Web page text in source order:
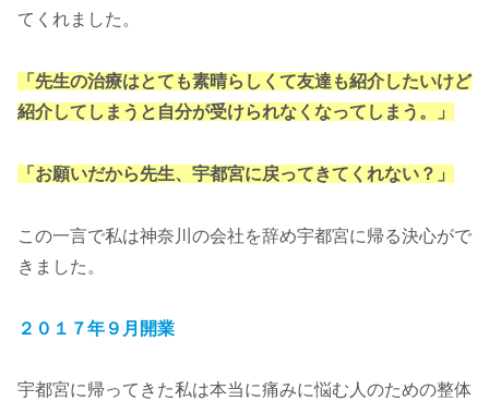
てくれました。
「先生の治療はとても素晴らしくて友達も紹介したいけど
紹介してしまうと自分が受けられなくなってしまう。」
「お願いだから先生、宇都宮に戻ってきてくれない？」
この一言で私は神奈川の会社を辞め宇都宮に帰る決心がで
きました。
２０１７年９月開業
宇都宮に帰ってきた私は本当に痛みに悩む人のための整体